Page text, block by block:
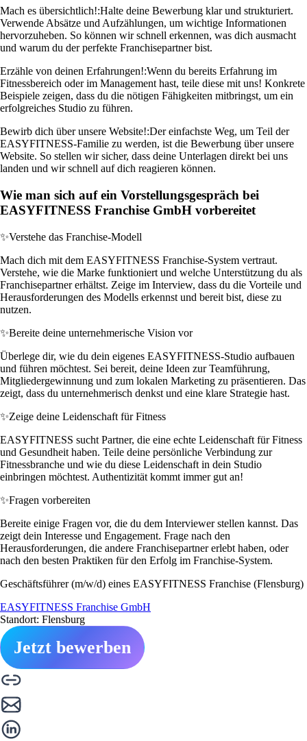
Mach es übersichtlich!:Halte deine Bewerbung klar und strukturiert.
Verwende Absätze und Aufzählungen, um wichtige Informationen
hervorzuheben. So können wir schnell erkennen, was dich ausmacht
und warum du der perfekte Franchisepartner bist.
Erzähle von deinen Erfahrungen!:Wenn du bereits Erfahrung im
Fitnessbereich oder im Management hast, teile diese mit uns! Konkrete
Beispiele zeigen, dass du die nötigen Fähigkeiten mitbringst, um ein
erfolgreiches Studio zu führen.
Bewirb dich über unsere Website!:Der einfachste Weg, um Teil der
EASYFITNESS-Familie zu werden, ist die Bewerbung über unsere
Website. So stellen wir sicher, dass deine Unterlagen direkt bei uns
landen und wir schnell auf dich reagieren können.
Wie man sich auf ein Vorstellungsgespräch bei
EASYFITNESS Franchise GmbH vorbereitet
✨Verstehe das Franchise-Modell
Mach dich mit dem EASYFITNESS Franchise-System vertraut.
Verstehe, wie die Marke funktioniert und welche Unterstützung du als
Franchisepartner erhältst. Zeige im Interview, dass du die Vorteile und
Herausforderungen des Modells erkennst und bereit bist, diese zu
nutzen.
✨Bereite deine unternehmerische Vision vor
Überlege dir, wie du dein eigenes EASYFITNESS-Studio aufbauen
und führen möchtest. Sei bereit, deine Ideen zur Teamführung,
Mitgliedergewinnung und zum lokalen Marketing zu präsentieren. Das
zeigt, dass du unternehmerisch denkst und eine klare Strategie hast.
✨Zeige deine Leidenschaft für Fitness
EASYFITNESS sucht Partner, die eine echte Leidenschaft für Fitness
und Gesundheit haben. Teile deine persönliche Verbindung zur
Fitnessbranche und wie du diese Leidenschaft in dein Studio
einbringen möchtest. Authentizität kommt immer gut an!
✨Fragen vorbereiten
Bereite einige Fragen vor, die du dem Interviewer stellen kannst. Das
zeigt dein Interesse und Engagement. Frage nach den
Herausforderungen, die andere Franchisepartner erlebt haben, oder
nach den besten Praktiken für den Erfolg im Franchise-System.
Geschäftsführer (m/w/d) eines EASYFITNESS Franchise (Flensburg)
EASYFITNESS Franchise GmbH
Standort: Flensburg
Jetzt bewerben